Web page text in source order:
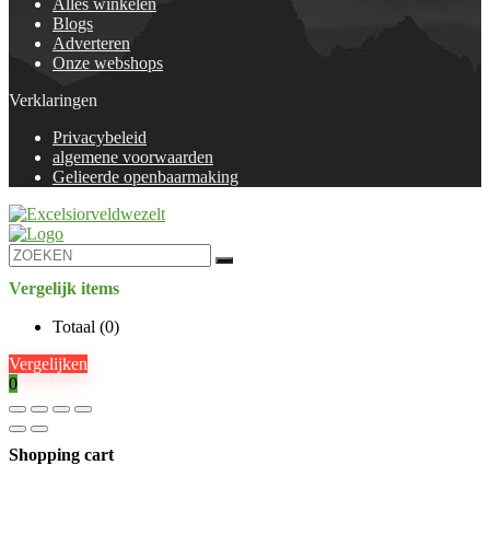
Alles winkelen
Blogs
Adverteren
Onze webshops
Verklaringen
Privacybeleid
algemene voorwaarden
Gelieerde openbaarmaking
Vergelijk items
Totaal (0)
Vergelijken
0
Shopping cart